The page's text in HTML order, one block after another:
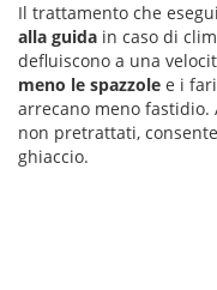
Il trattamento che
alla guida in caso di
defluiscono a una
meno le spazzole e i
arrecano meno fastidio.
non pretrattati,
ghiaccio.